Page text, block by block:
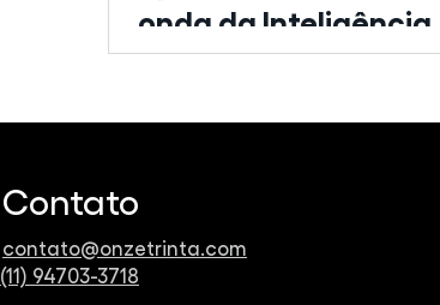
onda da Inteligência
Artificial?
Contato
contato@onzetrinta.com
(11) 94703-3718